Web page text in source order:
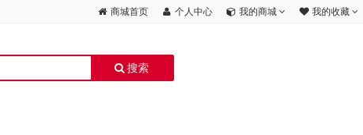
商城首页 个人中心 我的商城 我的收藏
搜索